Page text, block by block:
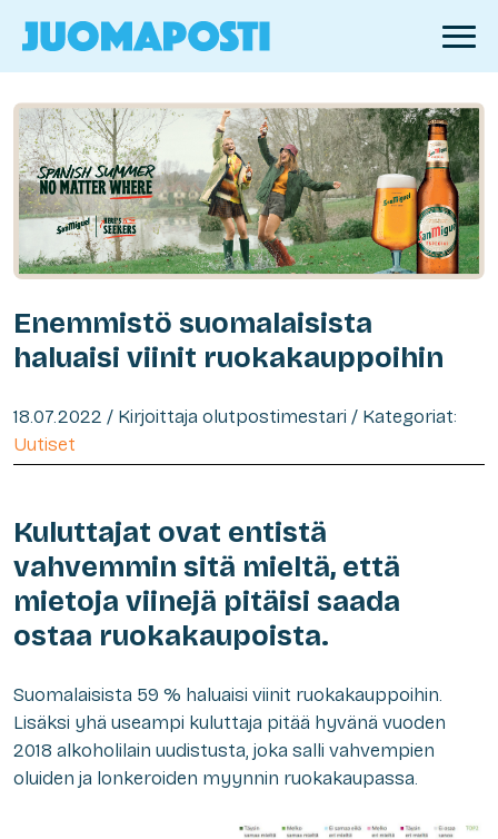
Enemmistö suomalaisista
haluaisi viinit ruokakauppoihin
18.07.2022 / Kirjoittaja olutpostimestari / Kategoriat:
Uutiset
Kuluttajat ovat entistä
vahvemmin sitä mieltä, että
mietoja viinejä pitäisi saada
ostaa ruokakaupoista.
Suomalaisista 59 % haluaisi viinit ruokakauppoihin.
Lisäksi yhä useampi kuluttaja pitää hyvänä vuoden
2018 alkoholilain uudistusta, joka salli vahvempien
oluiden ja lonkeroiden myynnin ruokakaupassa.